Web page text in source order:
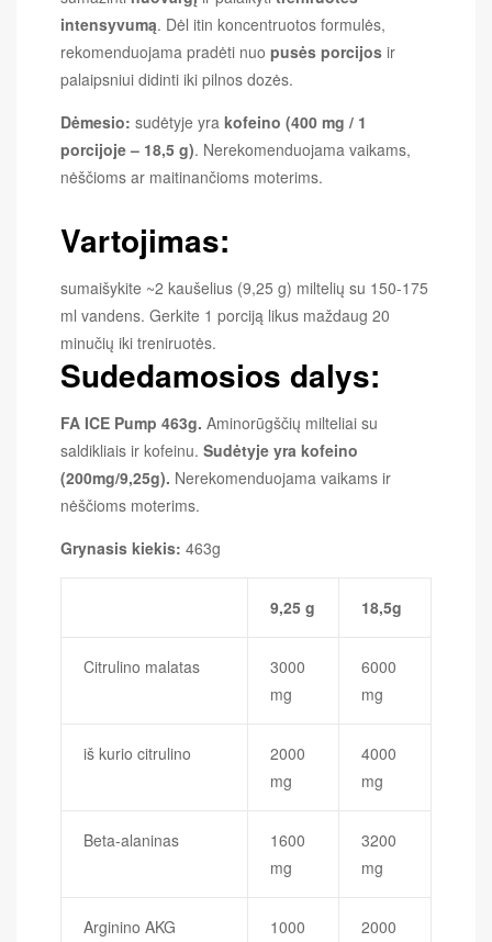
intensyvumą. Dėl itin koncentruotos formulės,
rekomenduojama pradėti nuo pusės porcijos ir
palaipsniui didinti iki pilnos dozės.
Dėmesio: sudėtyje yra kofeino (400 mg / 1
porcijoje – 18,5 g). Nerekomenduojama vaikams,
nėščioms ar maitinančioms moterims.
Vartojimas:
sumaišykite ~2 kaušelius (9,25 g) miltelių su 150-175
ml vandens. Gerkite 1 porciją likus maždaug 20
minučių iki treniruotės.
Sudedamosios dalys:
FA ICE Pump 463g. Aminorūgščių milteliai su
saldikliais ir kofeinu. Sudėtyje yra kofeino
(200mg/9,25g). Nerekomenduojama vaikams ir
nėščioms moterims.
Grynasis kiekis: 463g
9,25 g 18,5g
Citrulino malatas
3000
mg
6000
mg
iš kurio citrulino
2000
mg
4000
mg
Beta-alaninas
1600
mg
3200
mg
Arginino AKG
1000
2000